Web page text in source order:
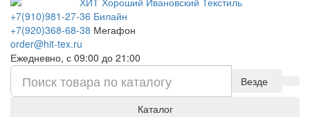
+7(910)981-27-36 Билайн
+7(920)368-68-38 Мегафон
order@hit-tex.ru
Ежедневно, с 09:00 до 21:00
Везде
Каталог